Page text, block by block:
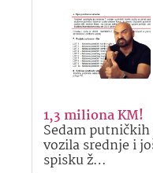
1,3 miliona KM!
Sedam
vozila srednje i
spisku ž…